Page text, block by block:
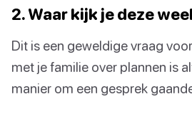
2. Waar kijk je deze
Dit is een geweldige vraag
met je familie over plannen is
manier om een gesprek